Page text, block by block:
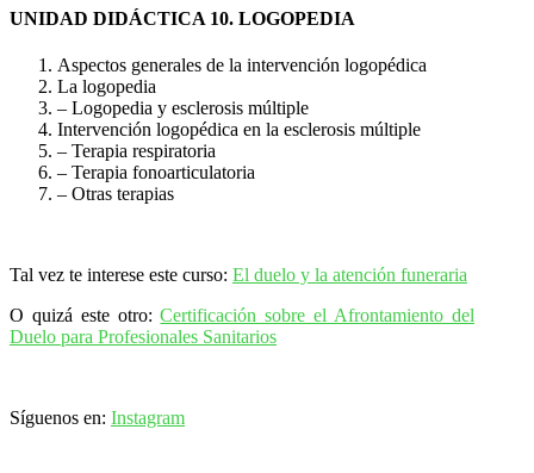
UNIDAD DIDÁCTICA 10. LOGOPEDIA
Aspectos generales de la intervención logopédica
La logopedia
– Logopedia y esclerosis múltiple
Intervención logopédica en la esclerosis múltiple
– Terapia respiratoria
– Terapia fonoarticulatoria
– Otras terapias
Tal vez te interese este curso: El duelo y la atención funeraria
O quizá este otro:Certificación sobre el Afrontamiento del
Duelo para Profesionales Sanitarios
Síguenos en: Instagram